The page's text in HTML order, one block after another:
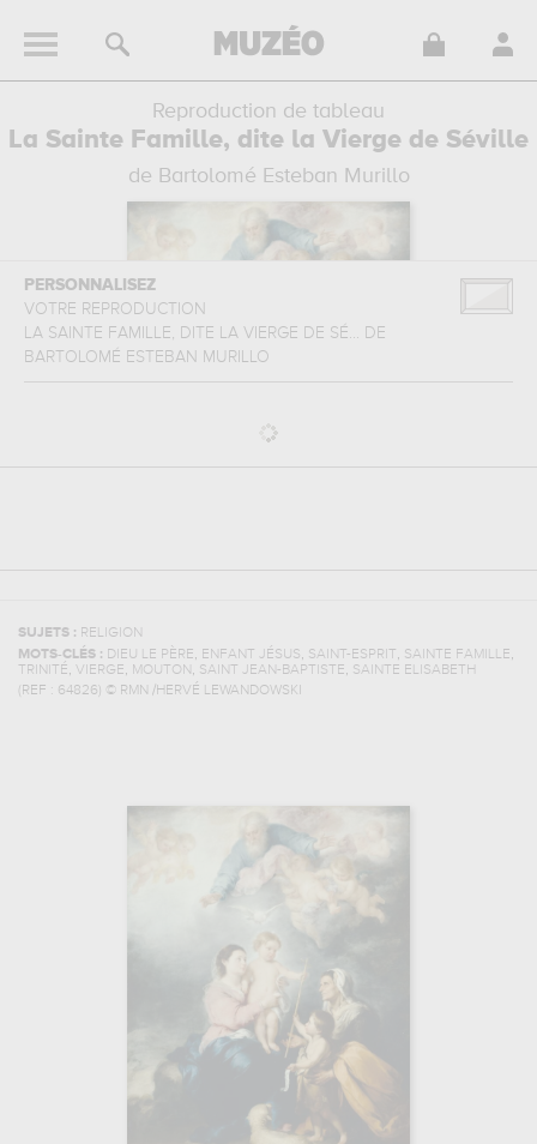
Reproduction de tableau
La Sainte Famille, dite la Vierge de Séville
de Bartolomé Esteban Murillo
PERSONNALISEZ
VOTRE REPRODUCTION
LA SAINTE FAMILLE, DITE LA VIERGE DE SÉ... DE
BARTOLOMÉ ESTEBAN MURILLO
SUJETS : RELIGION
MOTS-CLÉS : DIEU LE PÈRE, ENFANT JÉSUS, SAINT-ESPRIT, SAINTE FAMILLE,
TRINITÉ, VIERGE, MOUTON , SAINT JEAN-BAPTISTE, SAINTE ELISABETH
(REF : 64826) © RMN /HERVÉ LEWANDOWSKI